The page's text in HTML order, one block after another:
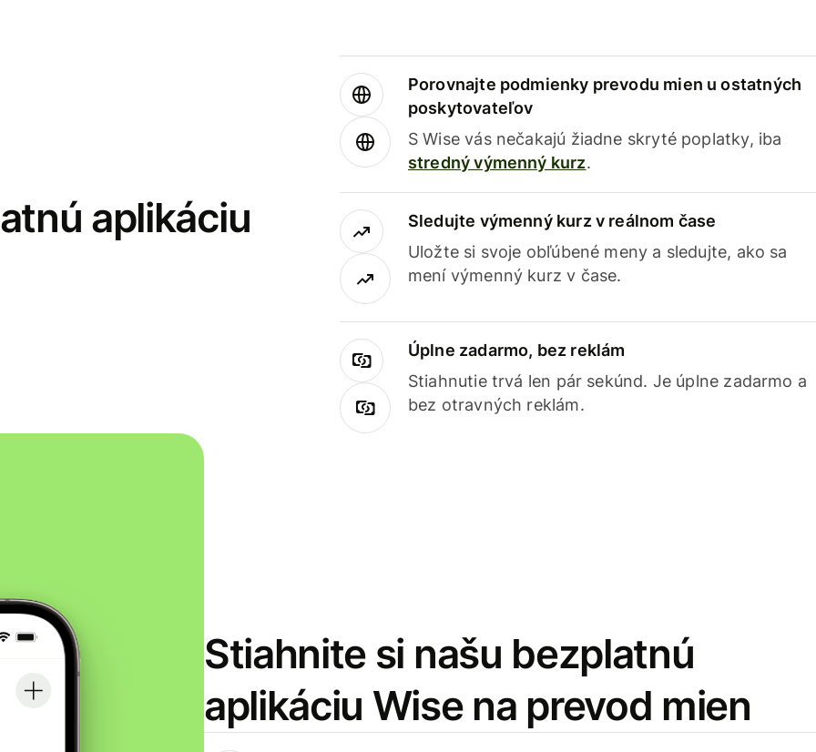
aplikáciu
Porovnajte podmienky prevodu mien u ostatných
poskytovateľov
S Wise vás nečakajú žiadne skryté poplatky, iba
stredný výmenný kurz.
Sledujte výmenný kurz v reálnom čase
Uložte si svoje obľúbené meny a sledujte, ako sa
mení výmenný kurz v čase.
Úplne zadarmo, bez reklám
Stiahnutie trvá len pár sekúnd. Je úplne zadarmo a
bez otravných reklám.
Stiahnite si našu bezplatnú
aplikáciu Wise na prevod mien